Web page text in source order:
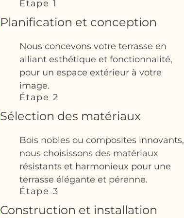
Étape 1
Planification et conception
Nous concevons votre terrasse en
alliant esthétique et fonctionnalité,
pour un espace extérieur à votre
image.
Étape 2
Sélection des matériaux
Bois nobles ou composites innovants,
nous choisissons des matériaux
résistants et harmonieux pour une
terrasse élégante et pérenne.
Étape 3
Construction et installation